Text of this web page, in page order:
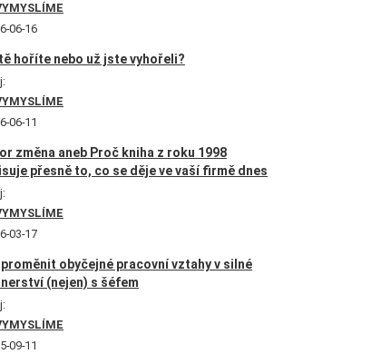
06-16
hoříte nebo už jste vyhořeli?
06-11
změna aneb Proč kniha z roku 1998
přesně to, co se děje ve vaší firmě dnes
03-17
obyčejné pracovní vztahy v silné
(nejen) s šéfem
09-11